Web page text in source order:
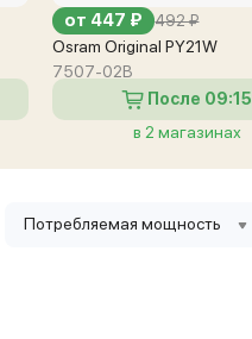
от 447 ₽ 492 ₽
Osram Original PY21W
7507-02B
После 09:15
в 2 магазинах
Потребляемая мощность